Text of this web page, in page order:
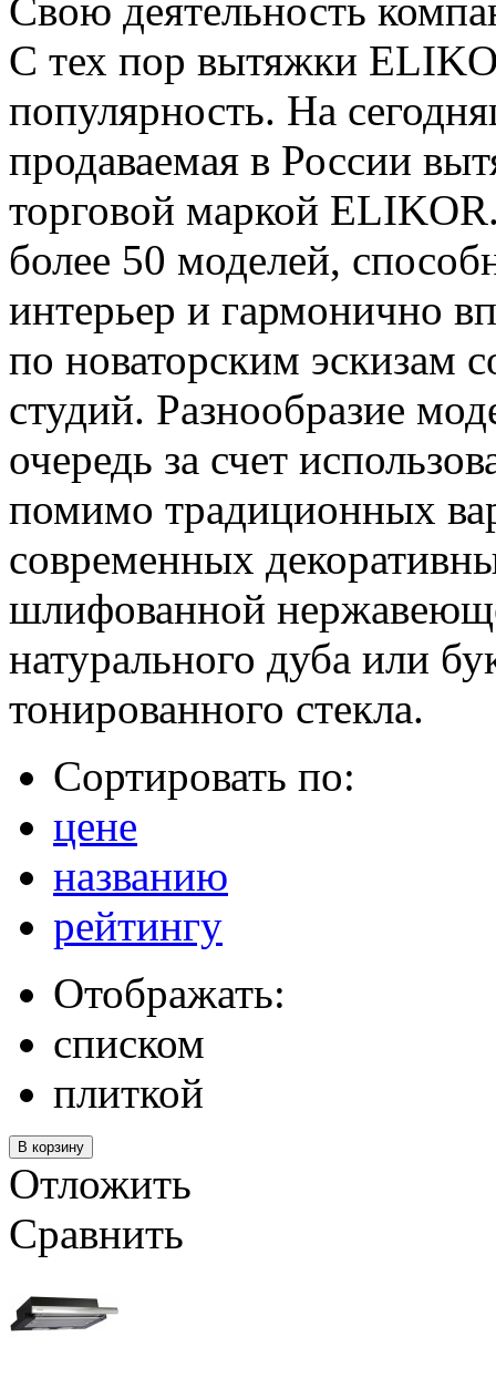
Свою деятельность
С тех пор вытяжки
популярность. На
продаваемая в России
торговой маркой
более 50 моделей,
интерьер и гармонично
по новаторским эскизам
студий. Разнообразие
очередь за счет
помимо традиционных
современных
шлифованной
натурального дуба или
тонированного стекла.
Сортировать по:
цене
названию
рейтингу
Отображать:
списком
плиткой
Отложить
Сравнить